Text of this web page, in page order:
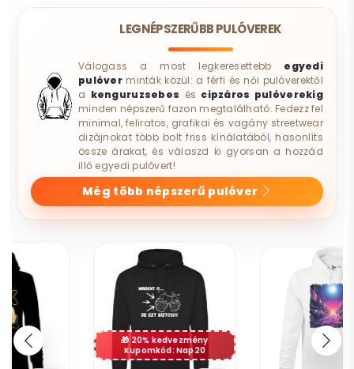
LEGNÉPSZERŰBB PULÓVEREK
Válogass a most legkeresettebb egyedi
pulóverminták közül: a férfi és női pulóverektől
a kenguruzsebes és cipzáros pulóverekig
minden népszerű fazon megtalálható. Fedezz fel
minimal, feliratos, grafikai és vagány streetwear
dizájnokat több bolt friss kínálatából, hasonlíts
össze árakat, és válaszd ki gyorsan a hozzád
illő egyedi pulóvert!
Még több népszerű pulóver
20% kedvezmény
Kupomkód: Nap20